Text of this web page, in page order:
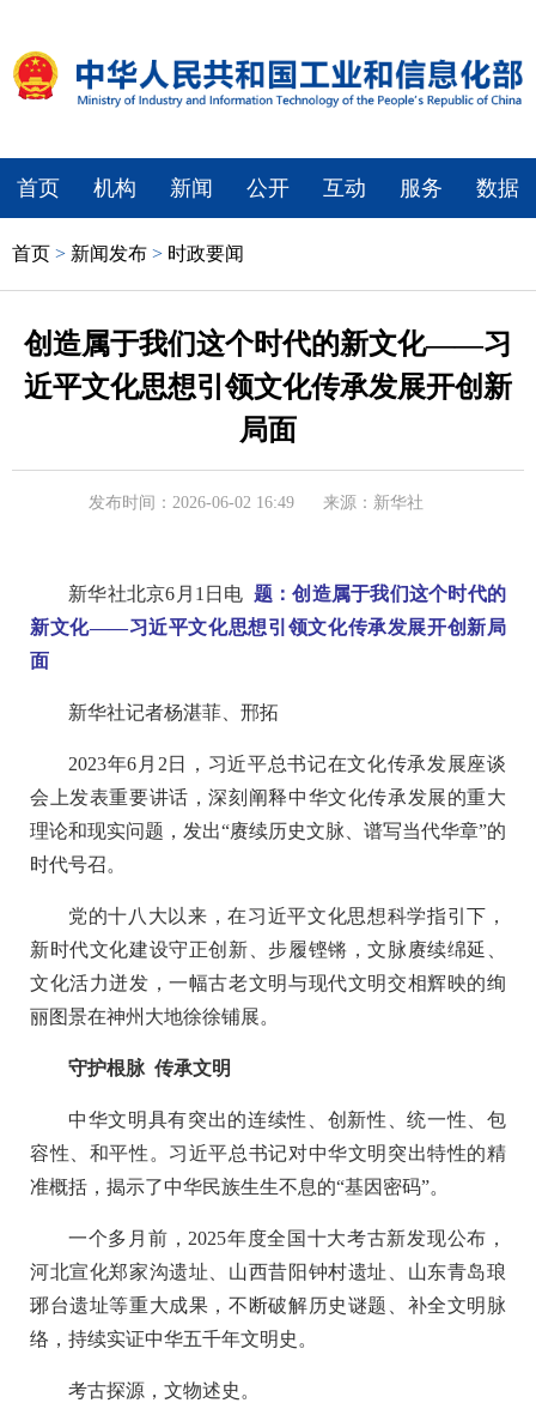
首页 机构 新闻 公开 互动 服务 数据
首页 > 新闻发布 > 时政要闻
创造属于我们这个时代的新文化——习
近平文化思想引领文化传承发展开创新
局面
发布时间：2026-06-02 16:49 来源：新华社
新华社北京6月1日电 题：创造属于我们这个时代的
新文化——习近平文化思想引领文化传承发展开创新局
面
新华社记者杨湛菲、邢拓
2023年6月2日，习近平总书记在文化传承发展座谈
会上发表重要讲话，深刻阐释中华文化传承发展的重大
理论和现实问题，发出“赓续历史文脉、谱写当代华章”的
时代号召。
党的十八大以来，在习近平文化思想科学指引下，
新时代文化建设守正创新、步履铿锵，文脉赓续绵延、
文化活力迸发，一幅古老文明与现代文明交相辉映的绚
丽图景在神州大地徐徐铺展。
守护根脉 传承文明
中华文明具有突出的连续性、创新性、统一性、包
容性、和平性。习近平总书记对中华文明突出特性的精
准概括，揭示了中华民族生生不息的“基因密码”。
一个多月前，2025年度全国十大考古新发现公布，
河北宣化郑家沟遗址、山西昔阳钟村遗址、山东青岛琅
琊台遗址等重大成果，不断破解历史谜题、补全文明脉
络，持续实证中华五千年文明史。
考古探源，文物述史。